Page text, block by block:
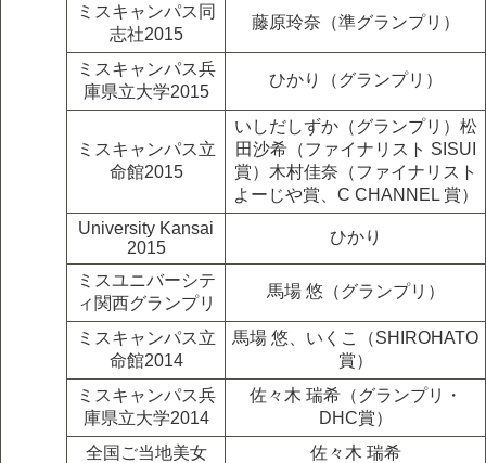
ミスキャンパス同
志社2015
藤原玲奈（準グランプリ）
ミスキャンパス兵
庫県立大学2015
ひかり（グランプリ）
ミスキャンパス立
命館2015
いしだしずか（グランプリ）松
田沙希（ファイナリスト SISUI
賞）木村佳奈（ファイナリスト
よーじや賞、C CHANNEL 賞）
University Kansai
2015
ひかり
ミスユニバーシテ
ィ関西グランプリ
馬場 悠（グランプリ）
ミスキャンパス立
命館2014
馬場 悠、いくこ（SHIROHATO
賞）
ミスキャンパス兵
庫県立大学2014
佐々木 瑞希（グランプリ・
DHC賞）
全国ご当地美女
佐々木 瑞希